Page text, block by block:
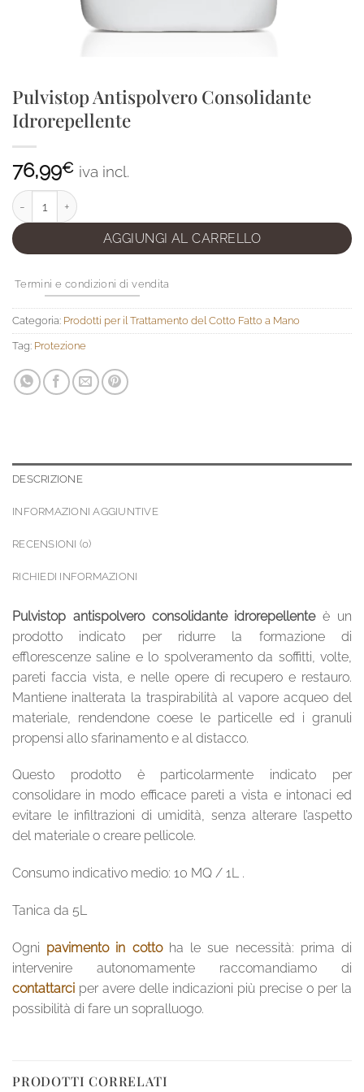
Pulvistop Antispolvero Consolidante
Idrorepellente
76,99€ iva incl.
Pulvistop Antispolvero Consolidante Idrorepellente quantità
AGGIUNGI AL CARRELLO
Termini e condizioni di vendita
Categoria: Prodotti per il Trattamento del Cotto Fatto a Mano
Tag: Protezione
DESCRIZIONE
INFORMAZIONI AGGIUNTIVE
RECENSIONI (0)
RICHIEDI INFORMAZIONI
Pulvistop antispolvero consolidante idrorepellenteè un
prodotto indicato per ridurre la formazione di
efflorescenze saline e lo spolveramento da soffitti, volte,
pareti faccia vista, e nelle opere di recupero e restauro.
Mantiene inalterata la traspirabilità al vapore acqueo del
materiale, rendendone coese le particelle ed i granuli
propensi allo sfarinamento e al distacco.
Questo prodotto è particolarmente indicato per
consolidare in modo efficace pareti a vista e intonaci ed
evitare le infiltrazioni di umidità, senza alterare l’aspetto
del materiale o creare pellicole.
Consumo indicativo medio: 10 MQ / 1L .
Tanica da 5L
Ogni pavimento in cottoha le sue necessità: prima di
intervenire autonomamente raccomandiamo di
contattarci per avere delle indicazioni più precise o per la
possibilità di fare un sopralluogo.
PRODOTTI CORRELATI